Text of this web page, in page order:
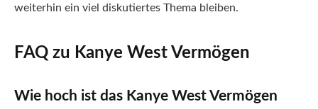
weiterhin ein viel diskutiertes Thema bleiben.
FAQ zu Kanye West Vermögen
Wie hoch ist das Kanye West Vermögen